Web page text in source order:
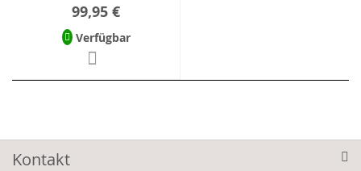
99,95 €
Verfügbar
Kontakt